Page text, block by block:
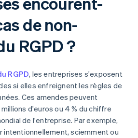
de non-
RGPD ?
RGPD, les entreprises s'exposent
si elles enfreignent les règles de
Ces amendes peuvent
d'euros ou 4 % du chiffre
de l'entreprise. Par exemple,
intentionnellement, sciemment ou